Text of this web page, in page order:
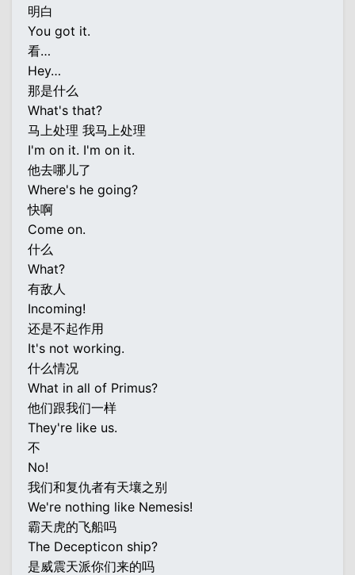
明白
You got it.
看…
Hey…
那是什么
What's that?
马上处理 我马上处理
I'm on it. I'm on it.
他去哪儿了
Where's he going?
快啊
Come on.
什么
What?
有敌人
Incoming!
还是不起作用
It's not working.
什么情况
What in all of Primus?
他们跟我们一样
They're like us.
不
No!
我们和复仇者有天壤之别
We're nothing like Nemesis!
霸天虎的飞船吗
The Decepticon ship?
是威震天派你们来的吗